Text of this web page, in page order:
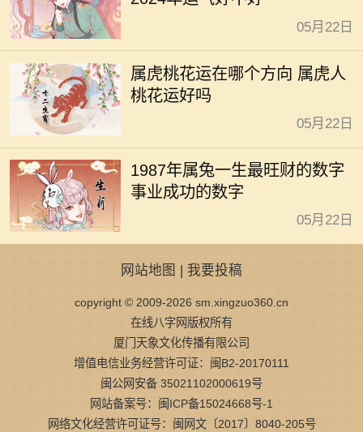
05月22日
属虎桃花运在哪个方向 属虎人
桃花运好吗
05月22日
1987年属兔一生最旺财的数字
事业成功的数字
05月22日
网站地图 | 我要投稿
copyright © 2009-2026 sm.xingzuo360.cn
在线八字网版权所有
厦门天象文化传播有限公司
增值电信业务经营许可证：闽B2-20170111
闽公网安备 35021102000619号
网站备案号：闽ICP备15024668号-1
网络文化经营许可证号：闽网文〔2017〕8040-205号